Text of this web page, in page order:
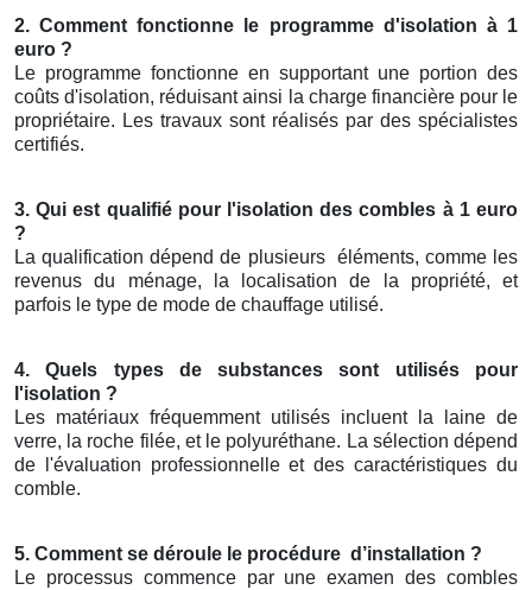
2. Comment fonctionne le programme d'isolation à 1
euro ?
Le programme fonctionne en supportant une portion des
coûts d'isolation, réduisant ainsi la charge financière pour le
propriétaire. Les travaux sont réalisés par des spécialistes
certifiés.
3. Qui est qualifié pour l'isolation des combles à 1 euro
?
La qualification dépend de plusieurs éléments, comme les
revenus du ménage, la localisation de la propriété, et
parfois le type de mode de chauffage utilisé.
4. Quels types de substances sont utilisés pour
l'isolation ?
Les matériaux fréquemment utilisés incluent la laine de
verre, la roche filée, et le polyuréthane. La sélection dépend
de l'évaluation professionnelle et des caractéristiques du
comble.
5. Comment se déroule le procédure d’installation ?
Le processus commence par une examen des combles